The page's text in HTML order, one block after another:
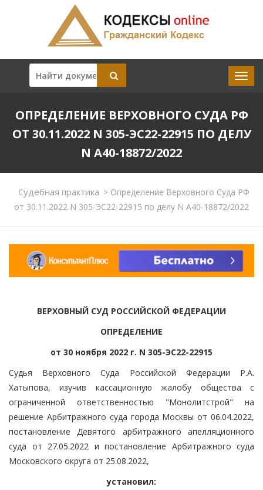
ОПРЕДЕЛЕНИЕ ВЕРХОВНОГО СУДА РФ
ОТ 30.11.2022 N 305-ЭС22-22915 ПО ДЕЛУ
N А40-18872/2022
Судебная практика >Определение Верховного Суда РФ
от 30.11.2022 N 305-ЭС22-22915 по делу N А40-18872/2022
ВЕРХОВНЫЙ СУД РОССИЙСКОЙ ФЕДЕРАЦИИ
ОПРЕДЕЛЕНИЕ
от 30 ноября 2022 г. N 305-ЭС22-22915
Судья Верховного Суда Российской Федерации Р.А.
Хатыпова, изучив кассационную жалобу общества с
ограниченной ответственностью "Монолитстрой" на
решение Арбитражного суда города Москвы от 06.04.2022,
постановление Девятого арбитражного апелляционного
суда от 27.05.2022 и постановление Арбитражного суда
Московского округа от 25.08.2022,
установил: